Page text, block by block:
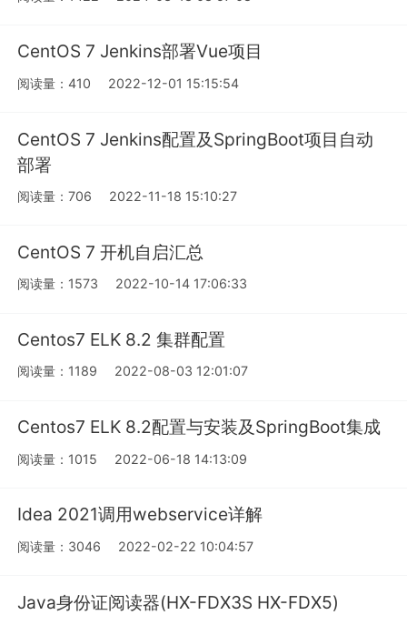
CentOS 7 Jenkins部署Vue项目
阅读量：410 2022-12-01 15:15:54
CentOS 7 Jenkins配置及SpringBoot项目自动
部署
阅读量：706 2022-11-18 15:10:27
CentOS 7 开机自启汇总
阅读量：1573 2022-10-14 17:06:33
Centos7 ELK 8.2 集群配置
阅读量：1189 2022-08-03 12:01:07
Centos7 ELK 8.2配置与安装及SpringBoot集成
阅读量：1015 2022-06-18 14:13:09
Idea 2021调用webservice详解
阅读量：3046 2022-02-22 10:04:57
Java身份证阅读器(HX-FDX3S HX-FDX5)